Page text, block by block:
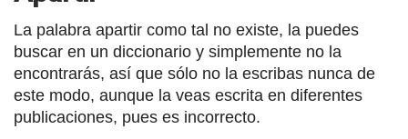
La palabra apartir como tal no existe, la puedes
buscar en un diccionario y simplemente no la
encontrarás, así que sólo no la escribas nunca de
este modo, aunque la veas escrita en diferentes
publicaciones, pues es incorrecto.